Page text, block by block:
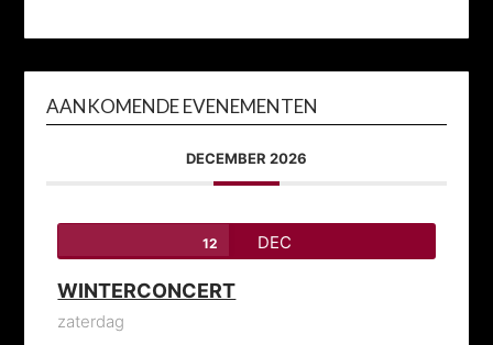
AANKOMENDE EVENEMENTEN
DECEMBER 2026
12 DEC
WINTERCONCERT
zaterdag